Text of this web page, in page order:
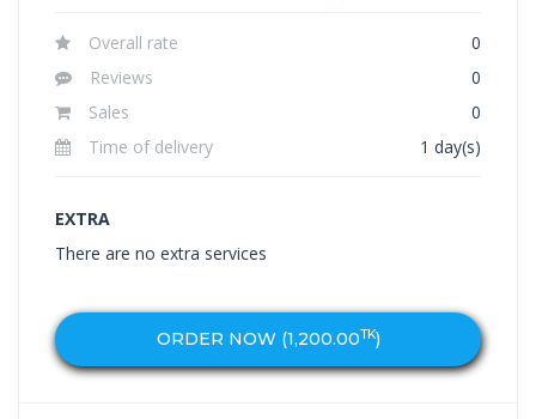
Overall rate
0
Reviews
0
Sales
0
Time of delivery
1 day(s)
ORDER NOW (1,200.00TK)
EXTRA
There are no extra services